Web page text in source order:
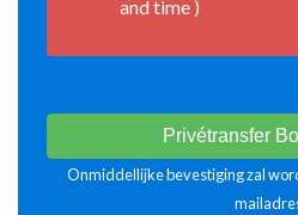
and time )
Privétransfer
Onmiddellijke bevestiging zal